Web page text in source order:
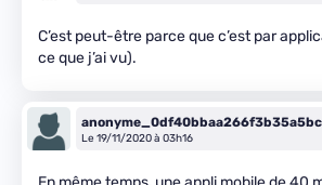
C’est peut-être parce que c’est par
ce que j’ai vu).
bb
Le 19/11/2020 à 03h16